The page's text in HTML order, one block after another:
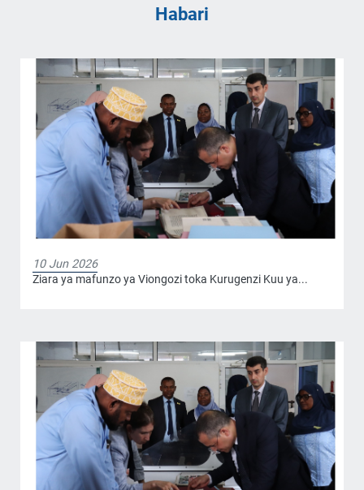
Habari
10 Jun 2026
Ziara ya mafunzo ya Viongozi toka Kurugenzi Kuu ya...